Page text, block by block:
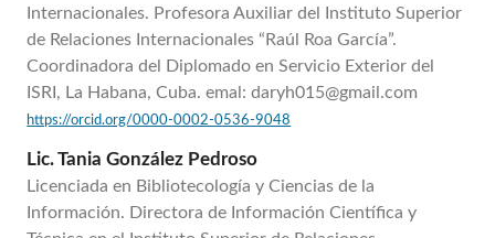
Internacionales. Profesora Auxiliar del Instituto Superior
de Relaciones Internacionales “Raúl Roa García”.
Coordinadora del Diplomado en Servicio Exterior del
ISRI, La Habana, Cuba. emal: daryh015@gmail.com
https://orcid.org/0000-0002-0536-9048
Lic. Tania González Pedroso
Licenciada en Bibliotecología y Ciencias de la
Información. Directora de Información Científica y